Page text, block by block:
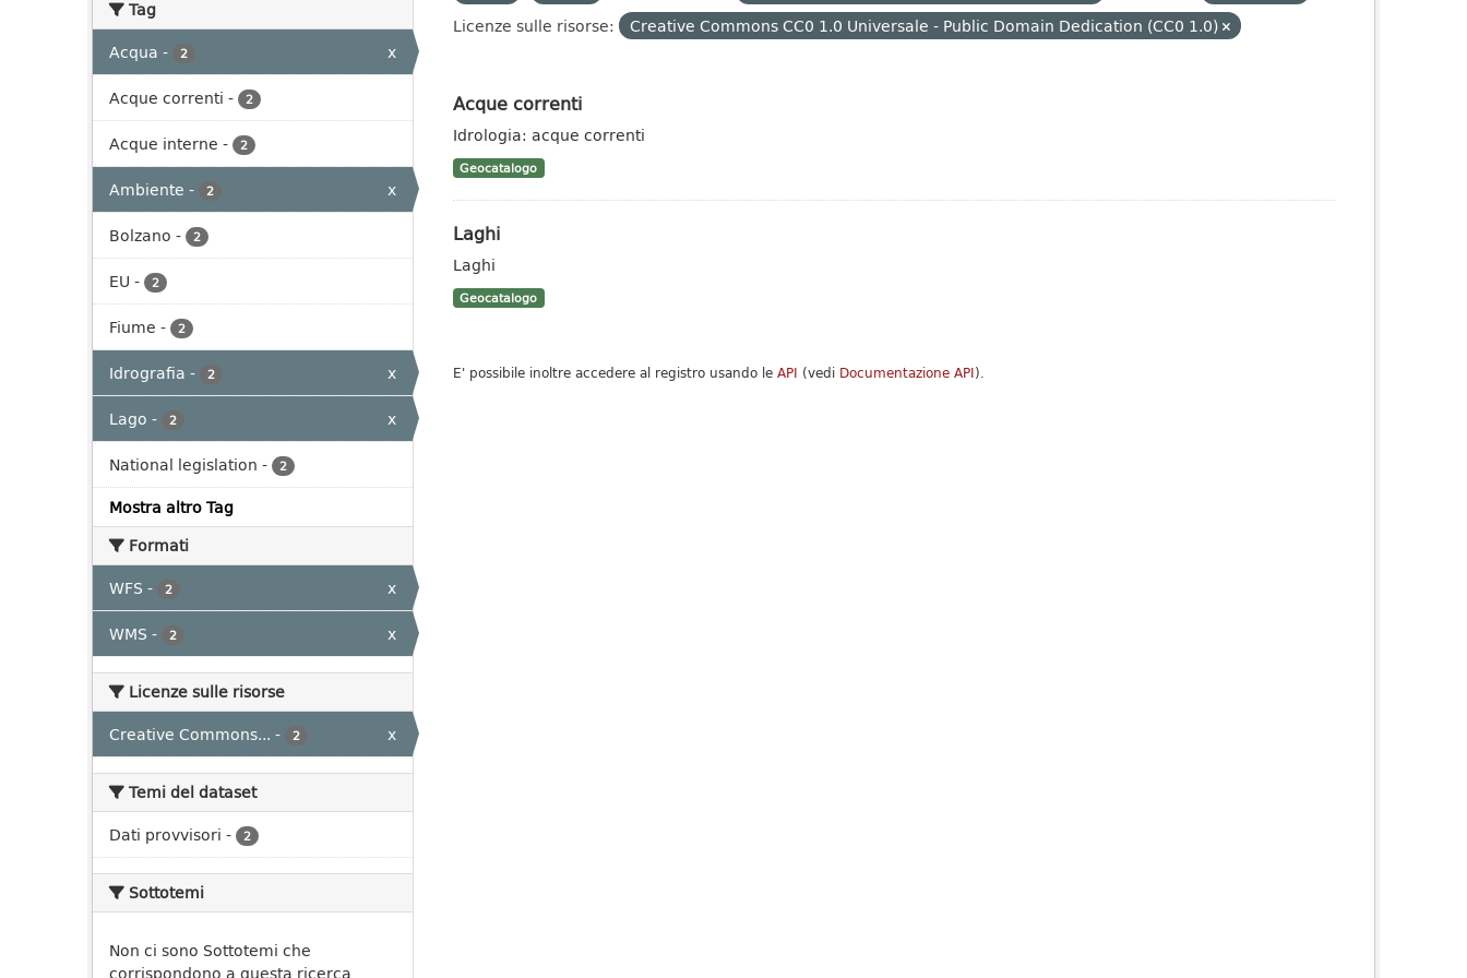
Tag
Acqua - 2
x
Acque correnti - 2
Acque interne - 2
Ambiente - 2
x
Bolzano - 2
EU - 2
Fiume - 2
Idrografia - 2
x
Lago - 2
x
National legislation - 2
Mostra altro Tag
Formati
WFS - 2
x
WMS - 2 x
Licenze sulle risorse
Creative Commons... - 2 x
Temi del dataset
Dati provvisori - 2
Sottotemi
Non ci sono Sottotemi che
corrispondono a questa ricerca
Licenze sulle risorse:
Creative Commons CC0 1.0 Universale - Public Domain Dedication (CC0 1.0)
Acque correnti
Idrologia: acque correnti
Geocatalogo
Laghi
Laghi
Geocatalogo
E' possibile inoltre accedere al registro usando le API (vedi Documentazione API).